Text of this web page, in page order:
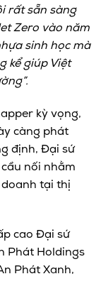
rất sẵn sàng
Zero vào năm
sinh học mà
kể giúp Việt
kỳ vọng,
càng phát
định, Đại sứ
nối nhằm
tại thị
cao Đại sứ
Phát Holdings
Phát Xanh,